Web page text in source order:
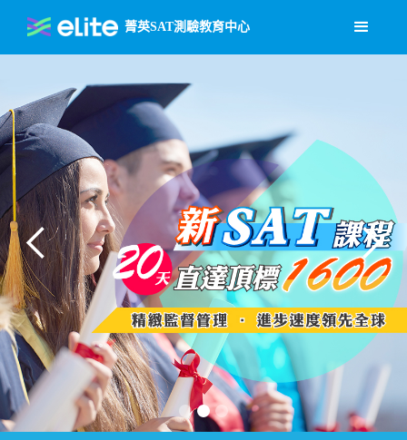
菁英SAT測驗教育中心
SAT官方最新公告：SAT考試將全面數位化，考試時間縮短為兩小時